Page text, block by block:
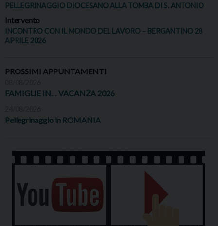
PELLEGRINAGGIO DIOCESANO ALLA TOMBA DI S. ANTONIO
Intervento
INCONTRO CON IL MONDO DEL LAVORO – BERGANTINO 28
APRILE 2026
PROSSIMI APPUNTAMENTI
FAMIGLIE IN… VACANZA 2026
Pellegrinaggio in ROMANIA